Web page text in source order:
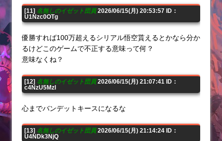
[11] 名無しのイゼット団員2026/06/15(月) 20:53:57 ID：
U1Nzc0OTg
優勝すれば100万超えるシリアル悟空貰えるとかなら分か
るけどこのゲームで不正する意味って何？
意味なくね？
[12] 名無しのイゼット団員2026/06/15(月) 21:07:41 ID：
c4NzU5MzI
心までバンデットキースになるな
[13] 名無しのイゼット団員2026/06/15(月) 21:14:24 ID：
U4NDk3NjQ